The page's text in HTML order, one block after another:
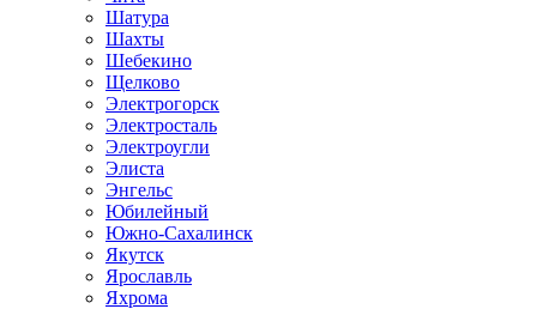
Шатура
Шахты
Шебекино
Щелково
Электрогорск
Электросталь
Электроугли
Элиста
Энгельс
Юбилейный
Южно-Сахалинск
Якутск
Ярославль
Яхрома